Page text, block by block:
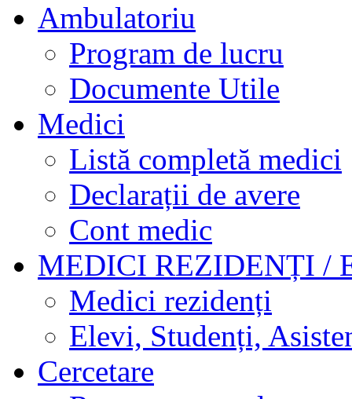
Ambulatoriu
Program de lucru
Documente Utile
Medici
Listă completă medici
Declarații de avere
Cont medic
MEDICI REZIDENȚI /
Medici rezidenți
Elevi, Studenți,
Cercetare